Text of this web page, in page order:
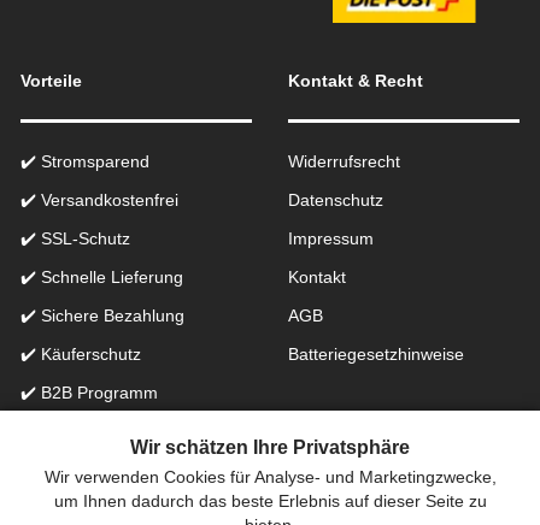
Vorteile
✔️ Stromsparend
✔️ Versandkostenfrei
✔️ SSL-Schutz
✔️ Schnelle Lieferung
✔️ Sichere Bezahlung
✔️ Käuferschutz
✔️ B2B Programm
Kontakt & Recht
Widerrufsrecht
Datenschutz
Impressum
Kontakt
AGB
Batteriegesetzhinweise
Onlinefachhandel in der Schweiz für Beleuchtung seit 2012 |
Wir schätzen Ihre Privatsphäre
Wir verwenden Cookies für Analyse- und Marketingzwecke,
um Ihnen dadurch das beste Erlebnis auf dieser Seite zu